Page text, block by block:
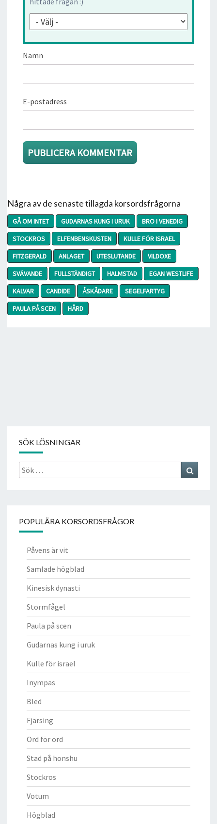
Namn
E-postadress
Några av de senaste tillagda korsordsfrågorna
GÅ OM INTET GUDARNAS KUNG I URUK
BRO I VENEDIG
STOCKROS
ELFENBENSKUSTEN
KULLE FÖR ISRAEL
FITZGERALD
ANLAGET UTESLUTANDE
VILDOXE
SVÄVANDE
FULLSTÄNDIGT HALMSTAD
EGAN WESTLIFE
KALVAR
CANDIDE ÅSKÅDARE
SEGELFARTYG
PAULA PÅ SCEN
HÅRD
SÖK LÖSNINGAR
Sök
efter:
POPULÄRA KORSORDSFRÅGOR
Påvens är vit
Samlade högblad
Kinesisk dynasti
Stormfågel
Paula på scen
Gudarnas kung i uruk
Kulle för israel
Inympas
Bled
Fjärsing
Ord för ord
Stad på honshu
Stockros
Votum
Högblad